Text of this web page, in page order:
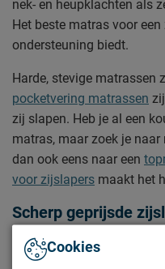
nek- en heupklachten als
Het beste matras voor
ondersteuning biedt.
Harde, stevige matrassen
pocketvering matrassen
zij slapen. Heb je al een
matras, maar zoek je
dan ook eens naar een
voor zijslapers maakt het
Scherp geprijsde
Ben je op zoek naar een
zijslaper? Dan ben je bij
Cookies